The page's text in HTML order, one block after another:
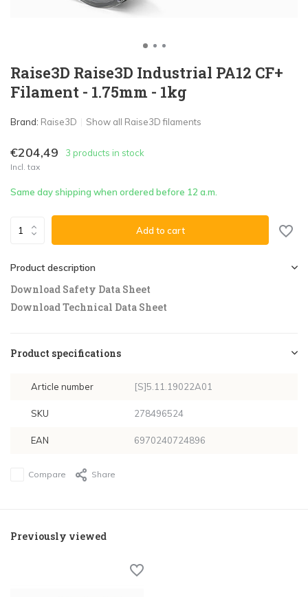
Raise3D Raise3D Industrial PA12 CF+
Filament - 1.75mm - 1kg
Brand: Raise3D Show all Raise3D filaments
€204,49 3 products in stock
Incl. tax
Same day shipping when ordered before 12 a.m.
Add to cart
Product description
Download Safety Data Sheet
Download Technical Data Sheet
Product specifications
Article number [S]5.11.19022A01
SKU 278496524
EAN 6970240724896
Compare Share
Previously viewed